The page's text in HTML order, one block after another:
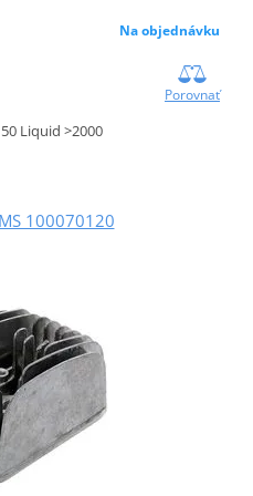
Na objednávku
Porovnať
Liquid >2000
100070120